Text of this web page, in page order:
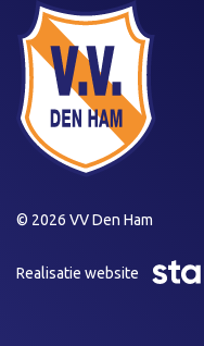
© 2026 VV Den Ham
Realisatie website